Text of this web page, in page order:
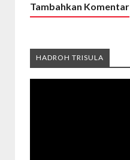
Tambahkan Komentar
HADROH TRISULA